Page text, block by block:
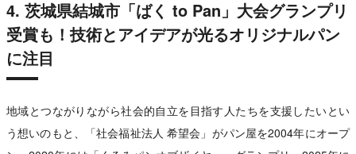
4. 茨城県結城市「ばく to Pan」大会グランプリ
受賞も！技術とアイデアが光るオリジナルパン
に注目
地域とつながりながら社会的自立を目指す人たちを支援したいとい
う想いのもと、「社会福祉法人 希望会」がパン屋を2004年にオープ